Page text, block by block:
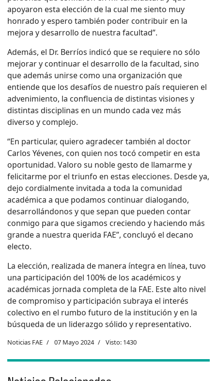
apoyaron esta elección de la cual me siento muy
honrado y espero también poder contribuir en la
mejora y desarrollo de nuestra facultad”.
Además, el Dr. Berríos indicó que se requiere no sólo
mejorar y continuar el desarrollo de la facultad, sino
que además unirse como una organización que
entiende que los desafíos de nuestro país requieren el
advenimiento, la confluencia de distintas visiones y
distintas disciplinas en un mundo cada vez más
diverso y complejo.
“En particular, quiero agradecer también al doctor
Carlos Yévenes, con quien nos tocó competir en esta
oportunidad. Valoro su noble gesto de llamarme y
felicitarme por el triunfo en estas elecciones. Desde ya,
dejo cordialmente invitada a toda la comunidad
académica a que podamos continuar dialogando,
desarrollándonos y que sepan que pueden contar
conmigo para que sigamos creciendo y haciendo más
grande a nuestra querida FAE”, concluyó el decano
electo.
La elección, realizada de manera íntegra en línea, tuvo
una participación del 100% de los académicos y
académicas jornada completa de la FAE. Este alto nivel
de compromiso y participación subraya el interés
colectivo en el rumbo futuro de la institución y en la
búsqueda de un liderazgo sólido y representativo.
Noticias FAE 07 Mayo 2024 Visto: 1430